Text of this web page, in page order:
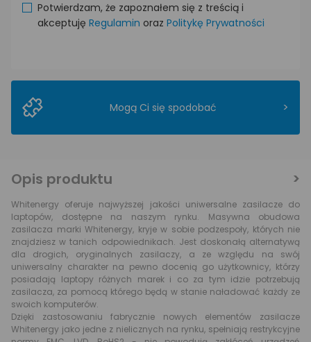
Potwierdzam, że zapoznałem się z treścią i
akceptuję Regulamin oraz Politykę Prywatności
Mogą Ci się spodobać >
Opis produktu
Whitenergy oferuje najwyższej jakości uniwersalne zasilacze do
laptopów, dostępne na naszym rynku. Masywna obudowa
zasilacza marki Whitenergy, kryje w sobie podzespoły, których nie
znajdziesz w tanich odpowiednikach. Jest doskonałą alternatywą
dla drogich, oryginalnych zasilaczy, a ze względu na swój
uniwersalny charakter na pewno docenią go użytkownicy, którzy
posiadają laptopy różnych marek i co za tym idzie potrzebują
zasilacza, za pomocą którego będą w stanie naładować każdy ze
swoich komputerów.
Dzięki zastosowaniu fabrycznie nowych elementów zasilacze
Whitenergy jako jedne z nielicznych na rynku, spełniają restrykcyjne